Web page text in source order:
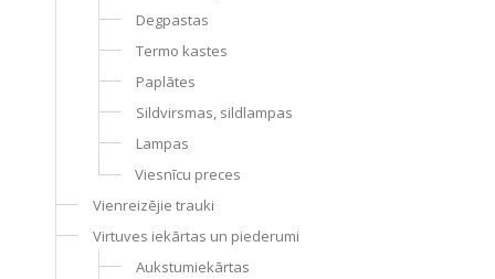
Degpastas
Termo kastes
Paplātes
Sildvirsmas, sildlampas
Lampas
Viesnīcu preces
Vienreizējie trauki
Virtuves iekārtas un piederumi
Aukstumiekārtas